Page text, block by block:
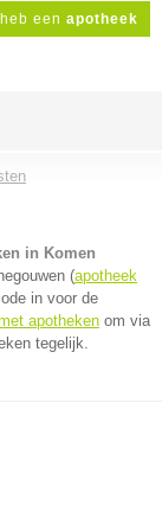
heb een apotheek
in Komen
(apotheek
in voor de
apotheken om via
tegelijk.